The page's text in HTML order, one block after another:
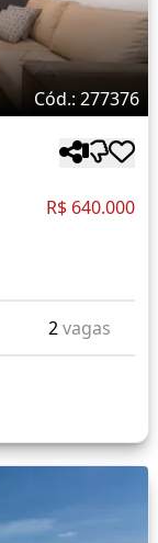
Cód.: 277376
R$ 640.000
2vagas